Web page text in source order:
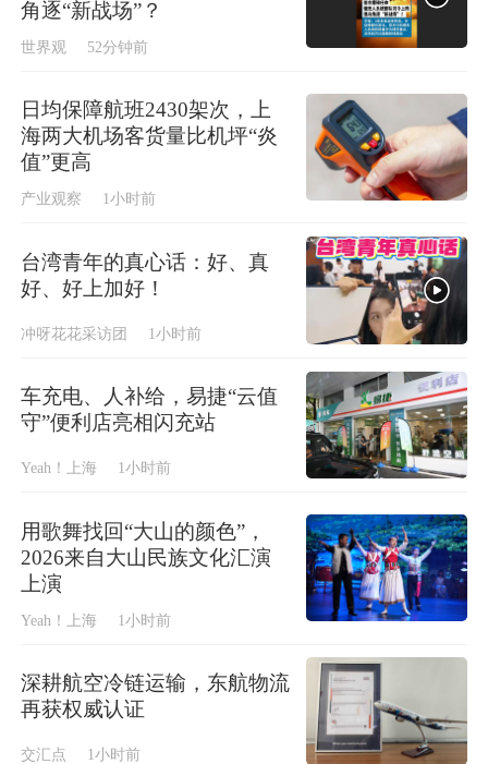
角逐“新战场”？
世界观 52分钟前
日均保障航班2430架次，上
海两大机场客货量比机坪“炎
值”更高
产业观察 1小时前
台湾青年的真心话：好、真
好、好上加好！
冲呀花花采访团 1小时前
车充电、人补给，易捷“云值
守”便利店亮相闪充站
Yeah！上海 1小时前
用歌舞找回“大山的颜色”，
2026来自大山民族文化汇演
上演
Yeah！上海 1小时前
深耕航空冷链运输，东航物流
再获权威认证
交汇点 1小时前